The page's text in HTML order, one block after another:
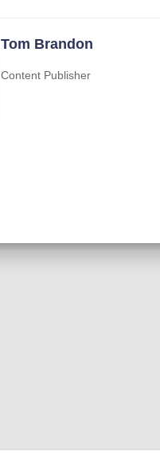
Tom Brandon
Content Publisher